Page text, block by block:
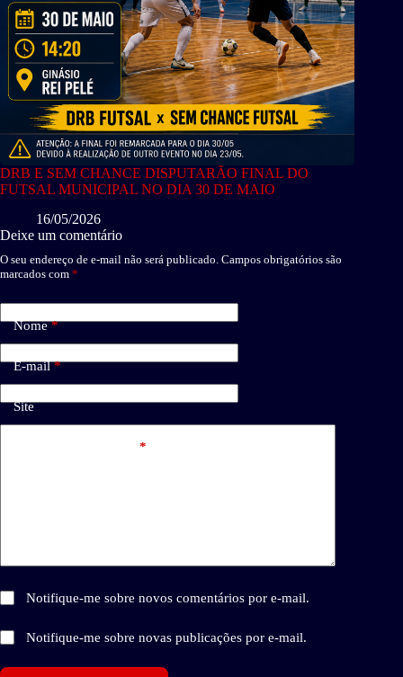
DRB E SEM CHANCE DISPUTARÃO FINAL DO
FUTSAL MUNICIPAL NO DIA 30 DE MAIO
16/05/2026
Deixe um comentário
O seu endereço de e-mail não será publicado. Campos obrigatórios são
marcados com *
Nome*
E-mail*
Site
*
Notifique-me sobre novos comentários por e-mail.
Notifique-me sobre novas publicações por e-mail.